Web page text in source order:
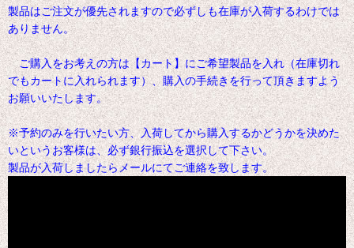
製品はご注文が優先されますので必ずしも在庫が入荷するわけでは
ありません。
ご購入をお考えの方は【カート】にご希望製品を入れ（在庫切れ
でもカートに入れられます）、購入の手続きを行って頂きますよう
お願いいたします。
※予約のみを行いたい方、入荷してから購入するかどうかを決めた
いというお客様は、必ず銀行振込を選択して下さい。
製品が入荷しましたらメールにてご連絡を致します。